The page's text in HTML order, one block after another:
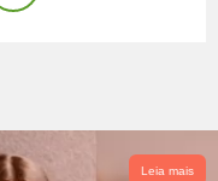
Leia mais